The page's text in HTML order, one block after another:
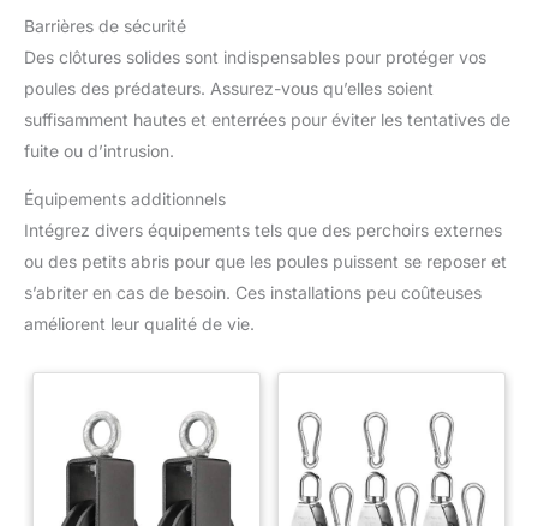
Barrières de sécurité
Des clôtures solides sont indispensables pour protéger vos
poules des prédateurs. Assurez-vous qu’elles soient
suffisamment hautes et enterrées pour éviter les tentatives de
fuite ou d’intrusion.
Équipements additionnels
Intégrez divers équipements tels que des perchoirs externes
ou des petits abris pour que les poules puissent se reposer et
s’abriter en cas de besoin. Ces installations peu coûteuses
améliorent leur qualité de vie.